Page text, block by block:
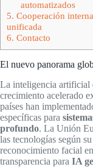
automatizados
5. Cooperación
unificada
6. Contacto
El nuevo panorama
La inteligencia artificial
crecimiento acelerado
países han
específicas para
profundo. La Unión
las tecnologías según
reconocimiento facial
transparencia para IA